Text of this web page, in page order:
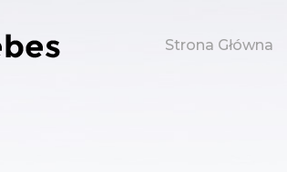
Strona Główna